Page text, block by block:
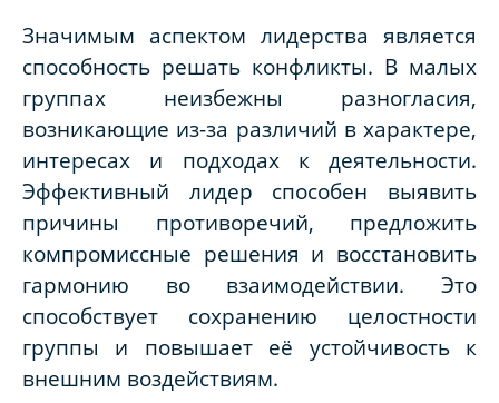
Значимым аспектом лидерства является
способность решать конфликты. В малых
группах неизбежны разногласия,
возникающие из-за различий в характере,
интересах и подходах к деятельности.
Эффективный лидер способен выявить
причины противоречий, предложить
компромиссные решения и восстановить
гармонию во взаимодействии. Это
способствует сохранению целостности
группы и повышает её устойчивость к
внешним воздействиям.